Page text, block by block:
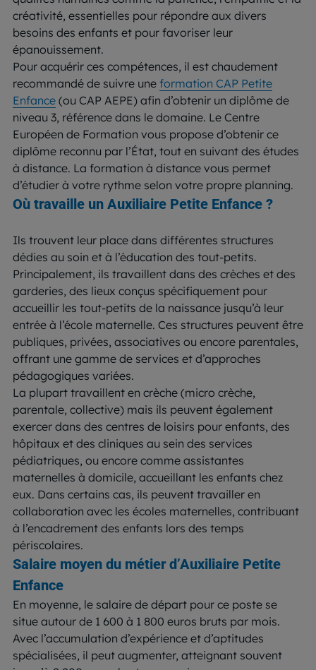
créativité, essentielles pour répondre aux divers
besoins des enfants et pour favoriser leur
épanouissement.
Pour acquérir ces compétences, il est chaudement
recommandé de suivre une formation CAP Petite
Enfance (ou CAP AEPE) afin d’obtenir un diplôme de
niveau 3, référence dans le domaine. Le Centre
Européen de Formation vous propose d’obtenir ce
diplôme reconnu par l’État, tout en suivant des études
à distance. La formation à distance vous permet
d’étudier à votre rythme selon votre propre planning.
Où travaille un Auxiliaire Petite Enfance ?
Ils trouvent leur place dans différentes structures
dédies au soin et à l’éducation des tout-petits.
Principalement, ils travaillent dans des crèches et des
garderies, des lieux conçus spécifiquement pour
accueillir les tout-petits de la naissance jusqu’à leur
entrée à l’école maternelle. Ces structures peuvent être
publiques, privées, associatives ou encore parentales,
offrant une gamme de services et d’approches
pédagogiques variées.
La plupart travaillent en crèche (micro crèche,
parentale, collective) mais ils peuvent également
exercer dans des centres de loisirs pour enfants, des
hôpitaux et des cliniques au sein des services
pédiatriques, ou encore comme assistantes
maternelles à domicile, accueillant les enfants chez
eux. Dans certains cas, ils peuvent travailler en
collaboration avec les écoles maternelles, contribuant
à l’encadrement des enfants lors des temps
périscolaires.
Salaire moyen du métier d’Auxiliaire Petite
Enfance
En moyenne, le salaire de départ pour ce poste se
situe autour de 1 600 à 1 800 euros bruts par mois.
Avec l’accumulation d’expérience et d’aptitudes
spécialisées, il peut augmenter, atteignant souvent